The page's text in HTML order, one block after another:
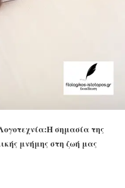
σημασία της
μνήμης στη ζωή μας